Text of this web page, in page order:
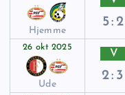
Hjemme
5:2
26 okt 2025
Ude
V
2:3